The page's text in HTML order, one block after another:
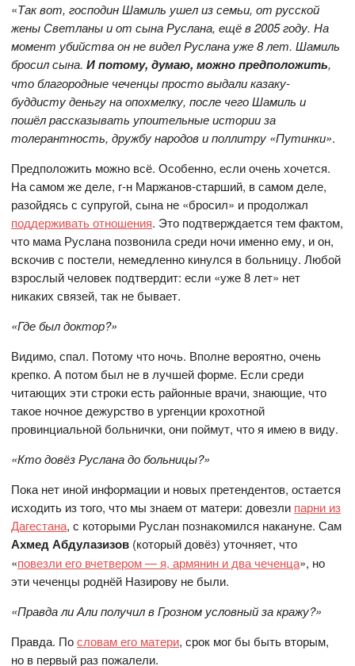
«Так вот, господин Шамиль ушел из семьи, от русской
жены Светланы и от сына Руслана, ещё в 2005 году. На
момент убийства он не видел Руслана уже 8 лет. Шамиль
бросил сына.И потому, думаю, можно предположить,
что благородные чеченцы просто выдали казаку-
буддисту деньгу на опохмелку, после чего Шамиль и
пошёл рассказывать упоительные истории за
толерантность, дружбу народов и поллитру «Путинки».
Предположить можно всё. Особенно, если очень хочется.
На самом же деле, г-н Маржанов-старший, в самом деле,
разойдясь с супругой, сына не «бросил» и продолжал
поддерживать отношения. Это подтверждается тем фактом,
что мама Руслана позвонила среди ночи именно ему, и он,
вскочив с постели, немедленно кинулся в больницу. Любой
взрослый человек подтвердит: если «уже 8 лет» нет
никаких связей, так не бывает.
«Где был доктор?»
Видимо, спал. Потому что ночь. Вполне вероятно, очень
крепко. А потом был не в лучшей форме. Если среди
читающих эти строки есть районные врачи, знающие, что
такое ночное дежурство в ургенции крохотной
провинциальной больнички, они поймут, что я имею в виду.
«Кто довёз Руслана до больницы?»
Пока нет иной информации и новых претендентов, остается
исходить из того, что мы знаем от матери: довезли парни из
Дагестана, с которыми Руслан познакомился накануне. Сам
Ахмед Абдулазизов (который довёз) уточняет, что
«повезли его вчетвером — я, армянин и два чеченца», но
эти чеченцы роднёй Назирову не были.
«Правда ли Али получил в Грозном условный за кражу?»
Правда. Пословам его матери, срок мог бы быть вторым,
но в первый раз пожалели.